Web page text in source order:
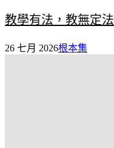
教學有法，教無定法
26 七月 2026根本集